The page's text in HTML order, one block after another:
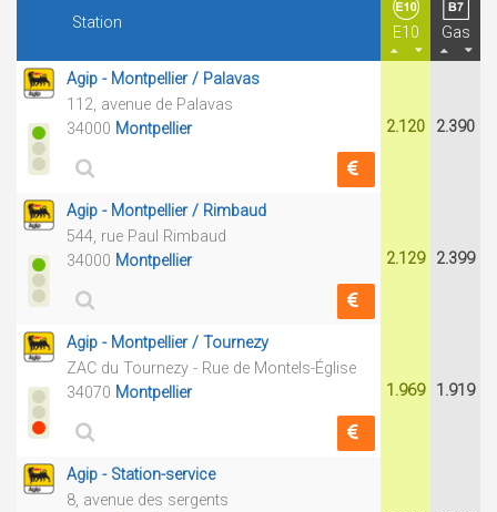
Station
E10 Gas
Agip - Montpellier / Palavas
112, avenue de Palavas
34000 Montpellier 2.120 2.390
Agip - Montpellier / Rimbaud
544, rue Paul Rimbaud
34000 Montpellier 2.129 2.399
Agip - Montpellier / Tournezy
ZAC du Tournezy - Rue de Montels-Église
34070 Montpellier 1.969 1.919
Agip - Station-service
8, avenue des sergents